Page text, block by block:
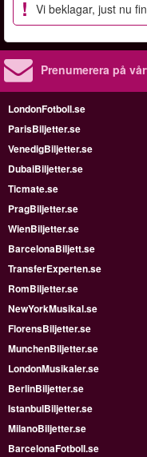
Vi beklagar, just nu
Prenumerera på
LondonFotboll.se
ParisBiljetter.se
VenedigBiljetter.se
DubaiBiljetter.se
Ticmate.se
PragBiljetter.se
WienBiljetter.se
BarcelonaBiljett.se
TransferExperten.se
RomBiljetter.se
NewYorkMusikal.se
FlorensBiljetter.se
MunchenBiljetter.se
LondonMusikaler.se
BerlinBiljetter.se
IstanbulBiljetter.se
MilanoBiljetter.se
BarcelonaFotboll.se